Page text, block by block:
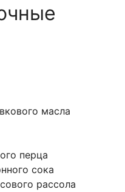
масла
перца
сока
рассола